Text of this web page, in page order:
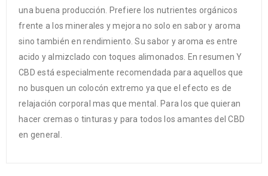
una buena producción. Prefiere los nutrientes orgánicos
frente a los minerales y mejora no solo en sabor y aroma
sino también en rendimiento. Su sabor y aroma es entre
acido y almizclado con toques alimonados. En resumen Y
CBD está especialmente recomendada para aquellos que
no busquen un colocón extremo ya que el efecto es de
relajación corporal mas que mental. Para los que quieran
hacer cremas o tinturas y para todos los amantes del CBD
en general.